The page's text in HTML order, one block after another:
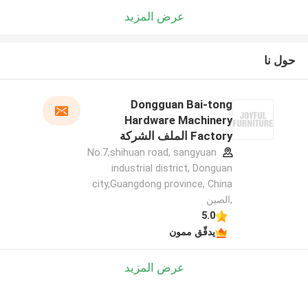
عرض المزيد
حول نا
Dongguan Bai-tong
Hardware Machinery
Factory الملف الشركة
المصنعة
No.7,shihuan road, sangyuan
industrial district, Donguan
city,Guangdong province, China
,الصين
5.0
يدقّق ممون
عرض المزيد